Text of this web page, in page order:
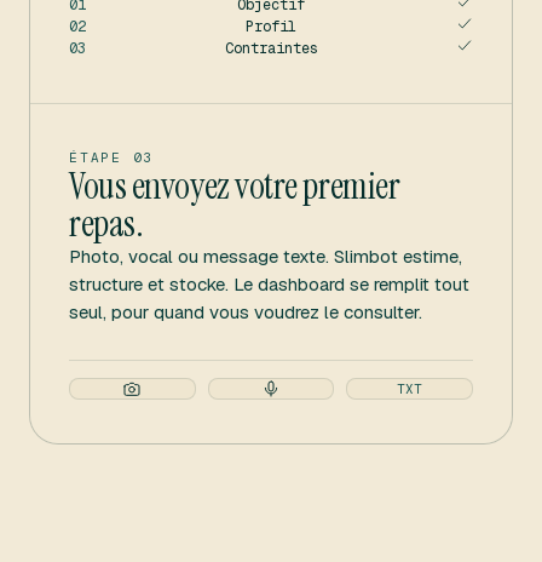
01
Objectif
02
Profil
03 Contraintes
ÉTAPE 03
Vous envoyez votre premier
repas.
Photo, vocal ou message texte. Slimbot estime,
structure et stocke. Le dashboard se remplit tout
seul, pour quand vous voudrez le consulter.
TXT